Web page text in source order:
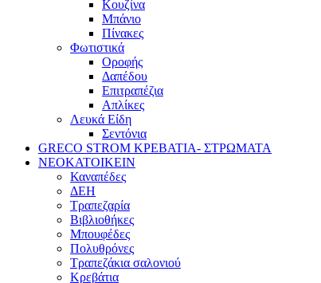
Κουζίνα
Μπάνιο
Πίνακες
Φωτιστικά
Οροφής
Δαπέδου
Επιτραπέζια
Απλίκες
Λευκά Είδη
Σεντόνια
GRECO STROM ΚΡΕΒΑΤΙΑ- ΣΤΡΩΜΑΤΑ
ΝΕΟΚΑΤΟΙΚΕΙΝ
Καναπέδες
ΔΕΗ
Τραπεζαρία
Βιβλιοθήκες
Μπουφέδες
Πολυθρόνες
Τραπεζάκια σαλονιού
Κρεβάτια